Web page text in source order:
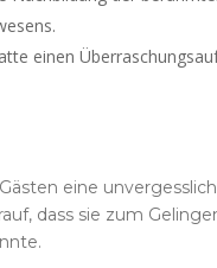
einen
eine
dass sie zum